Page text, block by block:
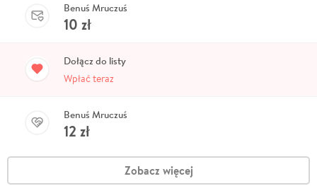
Benuś Mruczuś
10 zł
Dołącz do listy
Wpłać teraz
Benuś Mruczuś
12 zł
Zobacz więcej